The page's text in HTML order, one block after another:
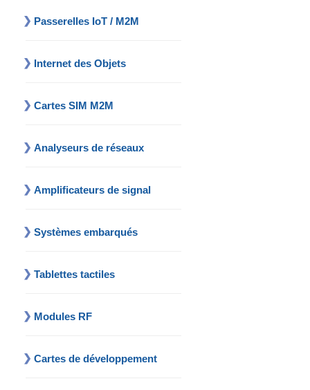
Passerelles IoT / M2M
Internet des Objets
Cartes SIM M2M
Analyseurs de réseaux
Amplificateurs de signal
Systèmes embarqués
Tablettes tactiles
Modules RF
Cartes de développement